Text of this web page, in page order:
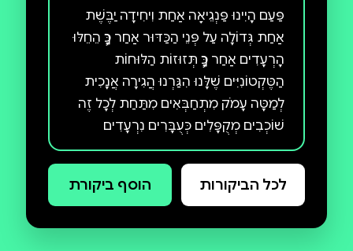
פַּעַם הָיִינוּ פַּנְגֵיאָה אַחַת וִיחִידָה יַבֶּשֶׁת
אַחַת גְּדוֹלָה עַל פְּנֵי הַכַּדּוּר אַחַר כָּךְ הֵחֵלּוּ
הָרְעָדִים אַחַר כָּךְ תְּזוּזוֹת הַלּוּחוֹת
הַטֶּקְטוֹנִיִּים שֶׁלָּנוּ הִגַּרְנוּ הֲגִירָה אֲנָכִית
לְמַטָּה עָמֹק מִתְחַבְּאִים מִתַּחַת לְכָל זֶה
שׁוֹכְבִים מְקֻפָּלִים כְּעֻבָּרִים נִרְעָדִים
מִפַּחַד הַלַּבָּה הָרוֹתַחַת וּמִתַּחַת לְכָל זֶה
— הַלֶּהָבוֹת אַחַר כָּךְ הַקְּרִיעָה קְרִיעַת
הָאֲדָמָה בְּקוֹל רַעַם קְרִיעַת הַבָּשָׂר אַחַר
לכל הביקורות הוסף ביקורת